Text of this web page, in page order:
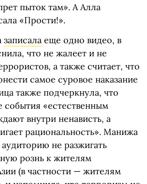
пыток там». А Алла
«Прости!».
записала еще одно видео, в
что не жалеет и не
а также считает, что
самое суровое наказание
также подчеркнула, что
«естественным
внутри ненависть, а
рациональность». Манижа
не разжигать
рознь к жителям
(в частности — жителям